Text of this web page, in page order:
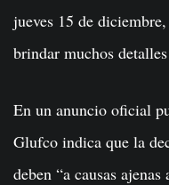
jueves 15 de
brindar muchos
En un anuncio oficial
Glufco indica que la
deben “a causas